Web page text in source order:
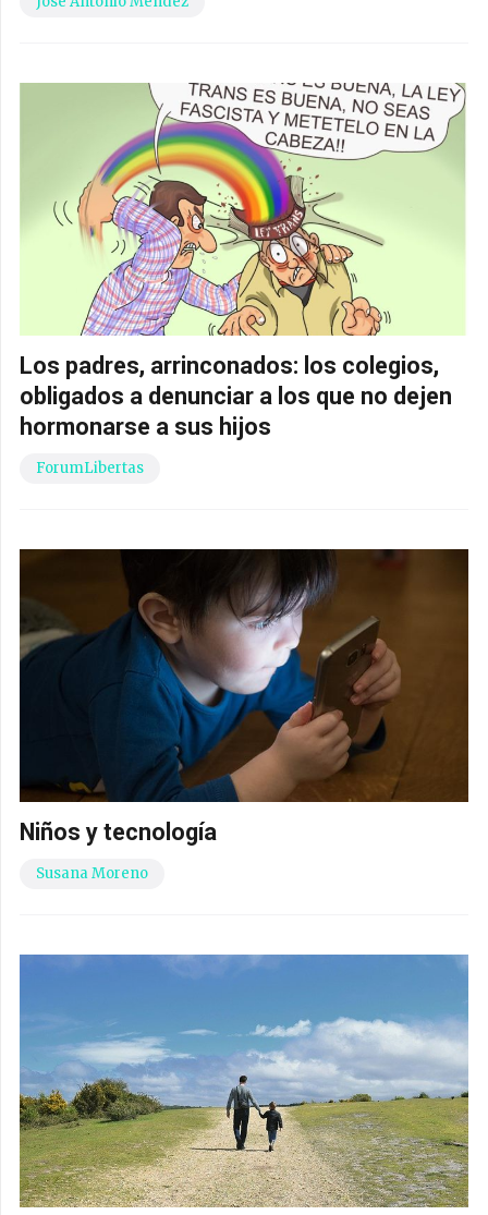
Los padres, arrinconados: los colegios,
obligados a denunciar a los que no dejen
hormonarse a sus hijos
ForumLibertas
Niños y tecnología
Susana Moreno